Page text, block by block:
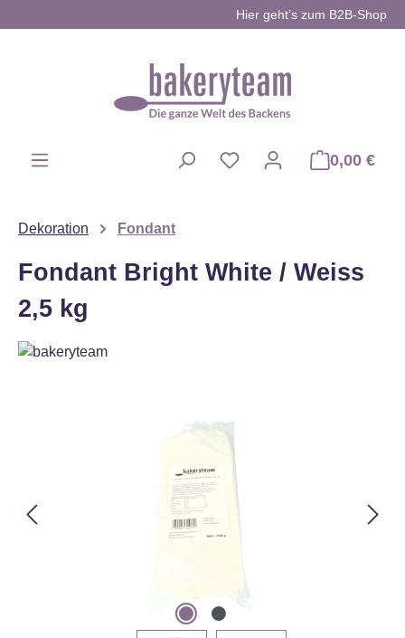
Hier geht’s zum B2B-Shop
0,00 €
Dekoration Fondant
Fondant Bright White / Weiss
2,5 kg